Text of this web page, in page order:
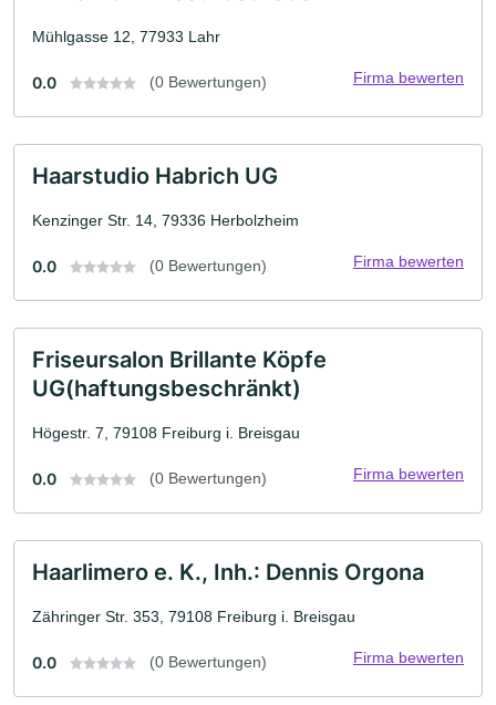
Mühlgasse 12, 77933 Lahr
0.0 (0 Bewertungen) Firma bewerten
Haarstudio Habrich UG
Kenzinger Str. 14, 79336 Herbolzheim
0.0 (0 Bewertungen) Firma bewerten
Friseursalon Brillante Köpfe
UG(haftungsbeschränkt)
Högestr. 7, 79108 Freiburg i. Breisgau
0.0 (0 Bewertungen) Firma bewerten
Haarlimero e. K., Inh.: Dennis Orgona
Zähringer Str. 353, 79108 Freiburg i. Breisgau
0.0 (0 Bewertungen) Firma bewerten